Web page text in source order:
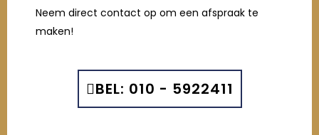
Neem direct contact op om een afspraak te
maken!
BEL: 010 - 5922411